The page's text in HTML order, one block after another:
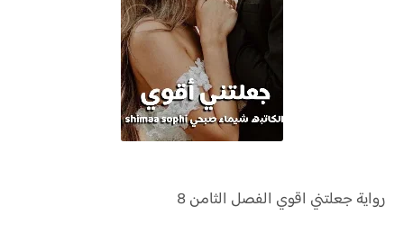
روايةجعلتني اقوي الفصل الثامن 8